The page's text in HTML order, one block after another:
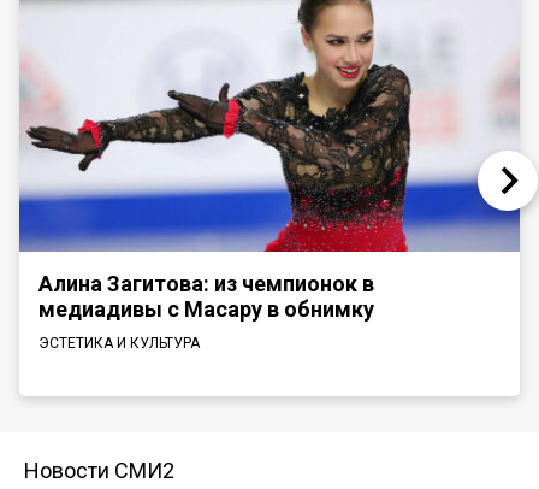
Алина Загитова: из чемпионок в
медиадивы с Масару в обнимку
ЭСТЕТИКА И КУЛЬТУРА
Новости СМИ2